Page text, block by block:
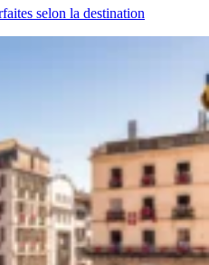
selon la destination